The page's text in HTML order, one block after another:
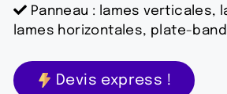
Panneau : lames verticales,
lames horizontales, plate-
Devis express !